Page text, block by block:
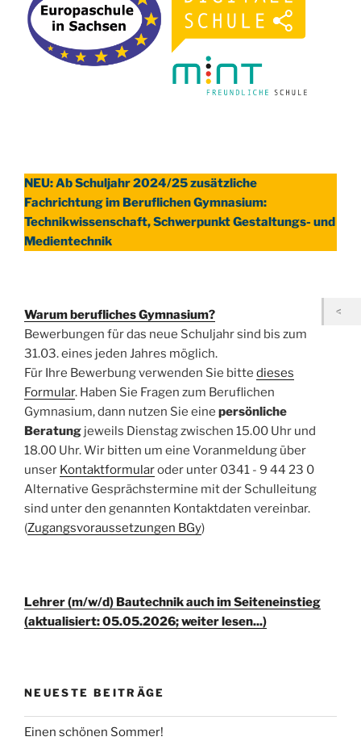
NEU: Ab Schuljahr 2024/25 zusätzliche
Fachrichtung im Beruflichen Gymnasium:
Technikwissenschaft, Schwerpunkt Gestaltungs- und
Medientechnik
Warum berufliches Gymnasium?
Bewerbungen für das neue Schuljahr sind bis zum
31.03. eines jeden Jahres möglich.
Für Ihre Bewerbung verwenden Sie bitte dieses
Formular. Haben Sie Fragen zum Beruflichen
Gymnasium, dann nutzen Sie eine persönliche
Beratung jeweils Dienstag zwischen 15.00 Uhr und
18.00 Uhr. Wir bitten um eine Voranmeldung über
unser Kontaktformularoder unter 0341 - 9 44 23 0
Alternative Gesprächstermine mit der Schulleitung
sind unter den genannten Kontaktdaten vereinbar.
(Zugangsvoraussetzungen BGy)
Lehrer (m/w/d) Bautechnik auch im Seiteneinstieg
(aktualisiert: 05.05.2026; weiter lesen...)
NEUESTE BEITRÄGE
Einen schönen Sommer!